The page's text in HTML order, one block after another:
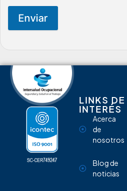
Enviar
LINKS DE
INTERÉS
Acerca
de
nosotros
Blog de
noticias